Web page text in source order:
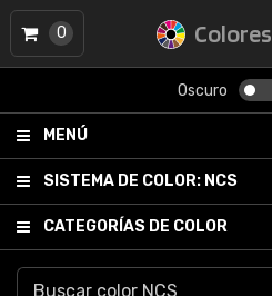
Colores
Oscuro
MENÚ
SISTEMA DE COLOR: NCS
CATEGORÍAS DE COLOR
0